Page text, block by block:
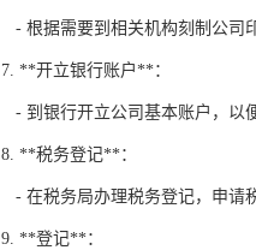
- 根据需要到相关机构刻制公司
7. **开立银行账户**：
- 到银行开立公司基本账户，以
8. **税务登记**：
- 在税务局办理税务登记，申请
9. **登记**：